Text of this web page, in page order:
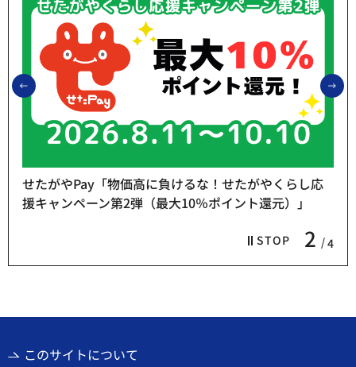
前のスライドを表示
STOP 3 4
熱中症予防「お休み処」をご利用ください
このサイトについて